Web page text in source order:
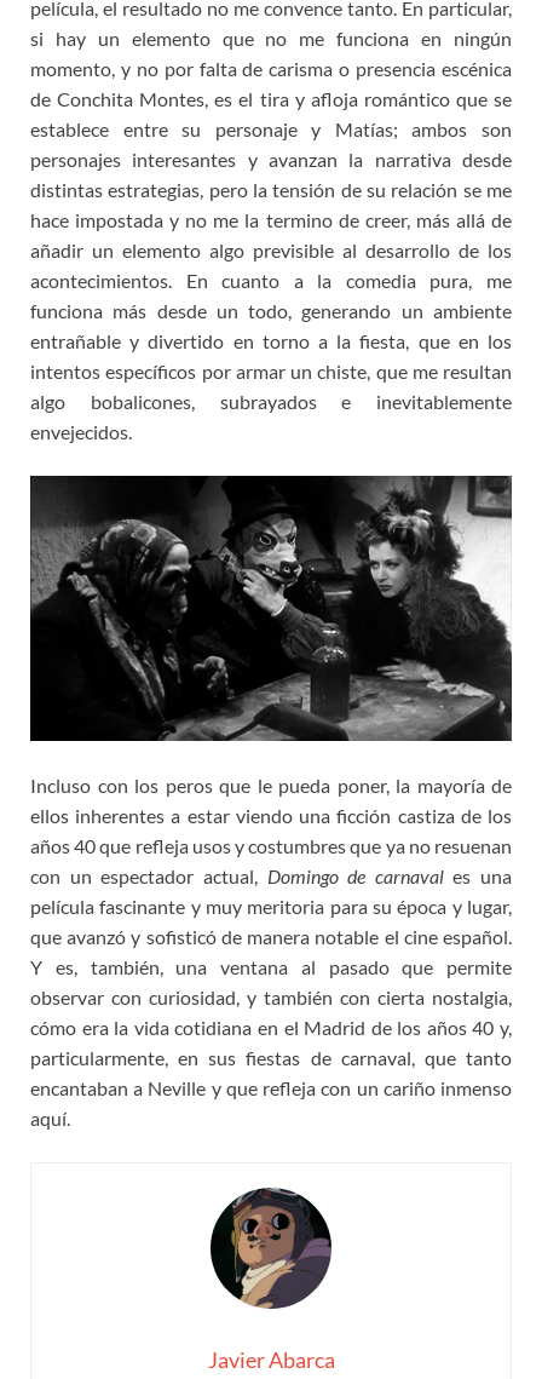
película, el resultado no me convence tanto. En particular,
si hay un elemento que no me funciona en ningún
momento, y no por falta de carisma o presencia escénica
de Conchita Montes, es el tira y afloja romántico que se
establece entre su personaje y Matías; ambos son
personajes interesantes y avanzan la narrativa desde
distintas estrategias, pero la tensión de su relación se me
hace impostada y no me la termino de creer, más allá de
añadir un elemento algo previsible al desarrollo de los
acontecimientos. En cuanto a la comedia pura, me
funciona más desde un todo, generando un ambiente
entrañable y divertido en torno a la fiesta, que en los
intentos específicos por armar un chiste, que me resultan
algo bobalicones, subrayados e inevitablemente
envejecidos.
Incluso con los peros que le pueda poner, la mayoría de
ellos inherentes a estar viendo una ficción castiza de los
años 40 que refleja usos y costumbres que ya no resuenan
con un espectador actual, Domingo de carnavales una
película fascinante y muy meritoria para su época y lugar,
que avanzó y sofisticó de manera notable el cine español.
Y es, también, una ventana al pasado que permite
observar con curiosidad, y también con cierta nostalgia,
cómo era la vida cotidiana en el Madrid de los años 40 y,
particularmente, en sus fiestas de carnaval, que tanto
encantaban a Neville y que refleja con un cariño inmenso
aquí.
Javier Abarca